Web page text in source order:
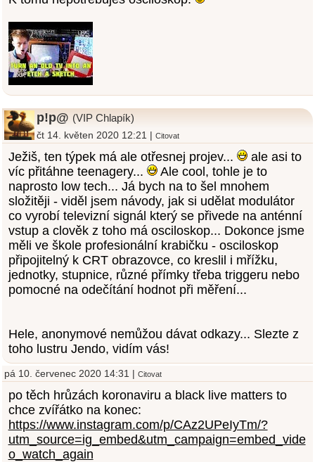
p!p@ (VIP Chlapík)
čt 14. květen 2020 12:21 |Citovat
Ježiš, ten týpek má ale otřesnej projev...
ale asi to
víc přitáhne teenagery...
Ale cool, tohle je to
naprosto low tech... Já bych na to šel mnohem
složitěji - viděl jsem návody, jak si udělat modulátor
co vyrobí televizní signál který se přivede na anténní
vstup a clověk z toho má osciloskop... Dokonce jsme
měli ve škole profesionální krabičku - osciloskop
připojitelný k CRT obrazovce, co kreslil i mřížku,
jednotky, stupnice, různé přímky třeba triggeru nebo
pomocné na odečítání hodnot při měření...
Hele, anonymové nemůžou dávat odkazy... Slezte z
toho lustru Jendo, vidím vás!
pá 10. červenec 2020 14:31 | Citovat
po těch hrůzách koronaviru a black live matters to
chce zvířátko na konec:
https://www.instagram.com/p/CAz2UPeIyTm/?
utm_source=ig_embed&utm_campaign=embed_vide
o_watch_again